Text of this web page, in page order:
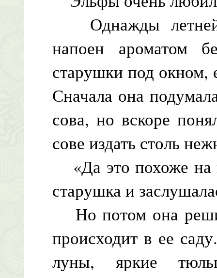
Однажды летней
напоен ароматом
старушки под окном,
Сначала она
сова, но вскоре
сове издать столь
«Да это похоже на
старушка и
Но потом она
происходит в ее
луны, яркие